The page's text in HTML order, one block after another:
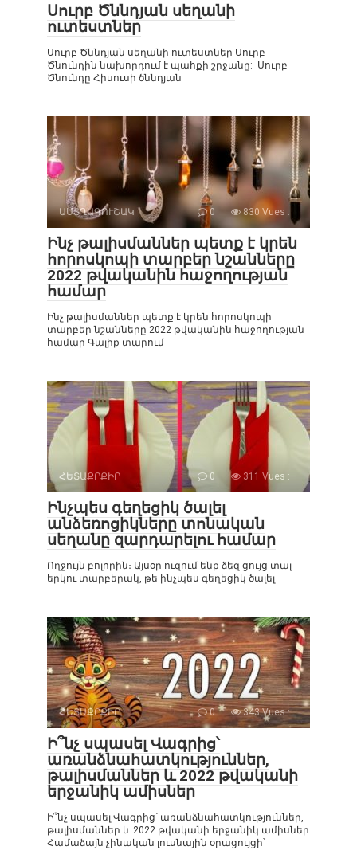
Սուրբ Ծննդյան սեղանի
ուտեստներ
Սուրբ Ծննդյան սեղանի ուտեստներ Սուրբ
Ծնունդին նախորդում է պահքի շրջանը: Սուրբ
Ծնունդը Հիսուսի ծննդյան
ԱՍՏՂԱԳՈՒՇԱԿ 0 830 Vues :
Ինչ թալիսմաններ պետք է կրեն
հորոսկոպի տարբեր նշանները
2022 թվականին հաջողության
համար
Ինչ թալիսմաններ պետք է կրեն հորոսկոպի
տարբեր նշանները 2022 թվականին հաջողության
համար Գալիք տարում
ՀԵՏԱՔՐՔԻՐ 0 311 Vues :
Ինչպես գեղեցիկ ծալել
անձեռոցիկները տոնական
սեղանը զարդարելու համար
Ողջույն բոլորին։ Այսօր ուզում ենք ձեզ ցույց տալ
երկու տարբերակ, թե ինչպես գեղեցիկ ծալել
ՀԵՏԱՔՐՔԻՐ 0 343 Vues :
Ի՞նչ սպասել Վագրից՝
առանձնահատկություններ,
թալիսմաններ և 2022 թվականի
երջանիկ ամիսներ
Ի՞նչ սպասել Վագրից՝ առանձնահատկություններ,
թալիսմաններ և 2022 թվականի երջանիկ ամիսներ
Համաձայն չինական լուսնային օրացույցի՝